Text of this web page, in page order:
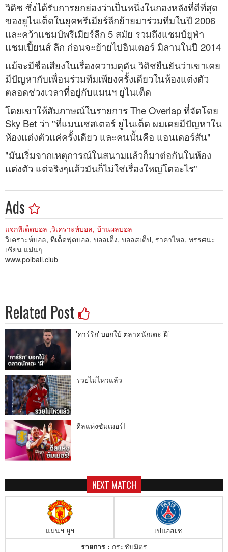
วิดิช ซึ่งได้รับการยกย่องว่าเป็นหนึ่งในกองหลังที่ดีที่สุด
ของยูไนเต็ดในยุคพรีเมียร์ลีกย้ายมาร่วมทีมในปี 2006
และคว้าแชมป์พรีเมียร์ลีก 5 สมัย รวมถึงแชมป์ยูฟ่า
แชมเปี้ยนส์ ลีก ก่อนจะย้ายไปอินเตอร์ มิลานในปี 2014
แม้จะมีชื่อเสียงในเรื่องความดุดัน วิดิชยืนยันว่าเขาเคย
มีปัญหากับเพื่อนร่วมทีมเพียงครั้งเดียวในห้องแต่งตัว
ตลอดช่วงเวลาที่อยู่กับแมนฯ ยูไนเต็ด
โดยเขาให้สัมภาษณ์ในรายการ The Overlap ที่จัดโดย
Sky Bet ว่า "ที่แมนเชสเตอร์ ยูไนเต็ด ผมเคยมีปัญหาใน
ห้องแต่งตัวแค่ครั้งเดียว และคนนั้นคือ แอนเดอร์สัน"
"มันเริ่มจากเหตุการณ์ในสนามแล้วก็มาต่อกันในห้อง
แต่งตัว แต่จริงๆแล้วมันก็ไม่ใช่เรื่องใหญ่โตอะไร"
Ads
แจกทีเด็ดบอล ,วิเคราะห์บอล, บ้านผลบอล
วิเคราะห์บอล, ทีเด็ดฟุตบอล, บอลเต็ง, บอลสเต็ป, ราคาไหล, ทรรศนะ
เซียน แม่นๆ
www.polball.club
Related Post
'คาร์ริก' บอกใบ้ ตลาดนักเตะ 'ผี'
รวยไม่ไหวแล้ว
ดีลแห่งซัมเมอร์!
NEXT MATCH
แมนฯ ยูฯ
เปแอสเช
รายการ : กระชับมิตร